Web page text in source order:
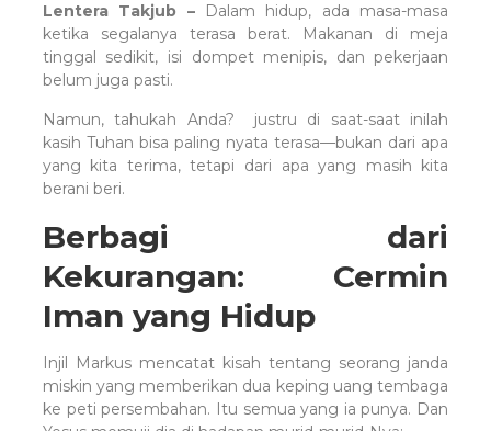
Lentera Takjub –Dalam hidup, ada masa-masa
ketika segalanya terasa berat. Makanan di meja
tinggal sedikit, isi dompet menipis, dan pekerjaan
belum juga pasti.
Namun, tahukah Anda? justru di saat-saat inilah
kasih Tuhan bisa paling nyata terasa—bukan dari apa
yang kita terima, tetapi dari apa yang masih kita
berani beri.
Berbagi dari
Kekurangan: Cermin
Iman yang Hidup
Injil Markus mencatat kisah tentang seorang janda
miskin yang memberikan dua keping uang tembaga
ke peti persembahan. Itu semua yang ia punya. Dan